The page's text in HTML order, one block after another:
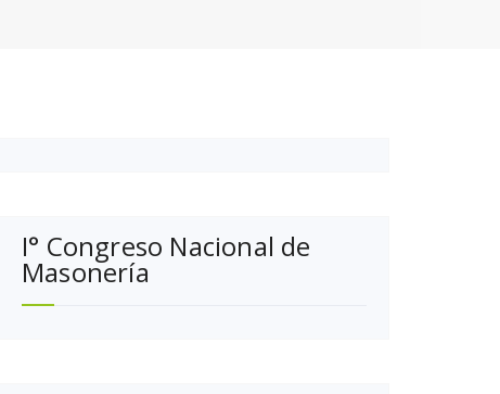
I° Congreso Nacional de
Masonería